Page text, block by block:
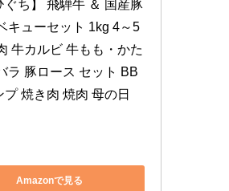
ぐち】 飛騨牛 ＆ 国産豚
キューセット 1kg 4～5
牛カルビ 牛もも・かた
ラ 豚ロース セット BB
プ 焼き肉 焼肉 母の日
Amazonで見る